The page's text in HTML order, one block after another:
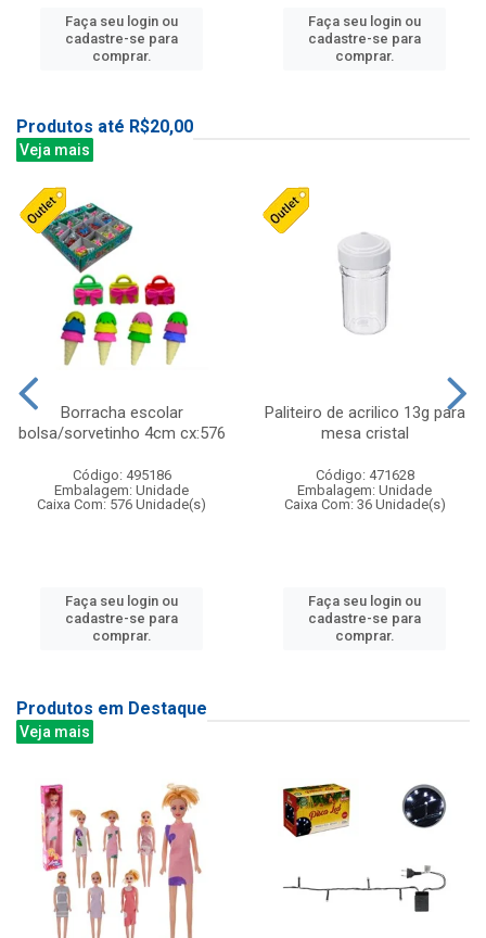
Faça seu login ou
cadastre-se para
comprar.
Faça seu login ou
cadastre-se para
comprar.
Produtos até R$20,00
Veja mais
Borracha escolar
bolsa/sorvetinho 4cm cx:576
Código: 495186
Embalagem: Unidade
Caixa Com: 576 Unidade(s)
Faça seu login ou
cadastre-se para
comprar.
Paliteiro de acrilico 13g para
mesa cristal
Código: 471628
Embalagem: Unidade
Caixa Com: 36 Unidade(s)
Faça seu login ou
cadastre-se para
comprar.
Produtos em Destaque
Veja mais